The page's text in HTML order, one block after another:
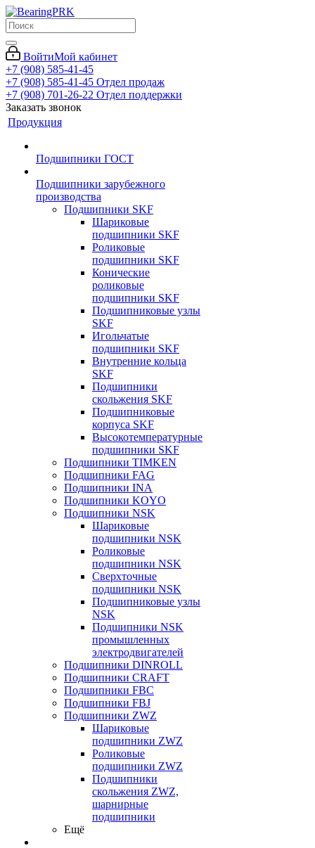
ВойтиМой кабинет
+7 (908) 585-41-45
+7 (908) 585-41-45 Отдел продаж
+7 (908) 701-26-22 Отдел поддержки
Заказать звонок
Продукция
Подшипники ГОСТ
Подшипники зарубежного
производства
Подшипники SKF
Шариковые
подшипники SKF
Роликовые
подшипники SKF
Конические
роликовые
подшипники SKF
Подшипниковые узлы
SKF
Игольчатые
подшипники SKF
Внутренние кольца
SKF
Подшипники
скольжения SKF
Подшипниковые
корпуса SKF
Высокотемпературные
подшипники SKF
Подшипники TIMKEN
Подшипники FAG
Подшипники INA
Подшипники KOYO
Подшипники NSK
Шариковые
подшипники NSK
Роликовые
подшипники NSK
Сверхточные
подшипники NSK
Подшипниковые узлы
NSK
Подшипники NSK
промышленных
электродвигателей
Подшипники DINROLL
Подшипники CRAFT
Подшипники FBC
Подшипники FBJ
Подшипники ZWZ
Шариковые
подшипники ZWZ
Роликовые
подшипники ZWZ
Подшипники
скольжения ZWZ,
шарнирные
подшипники
Ещё